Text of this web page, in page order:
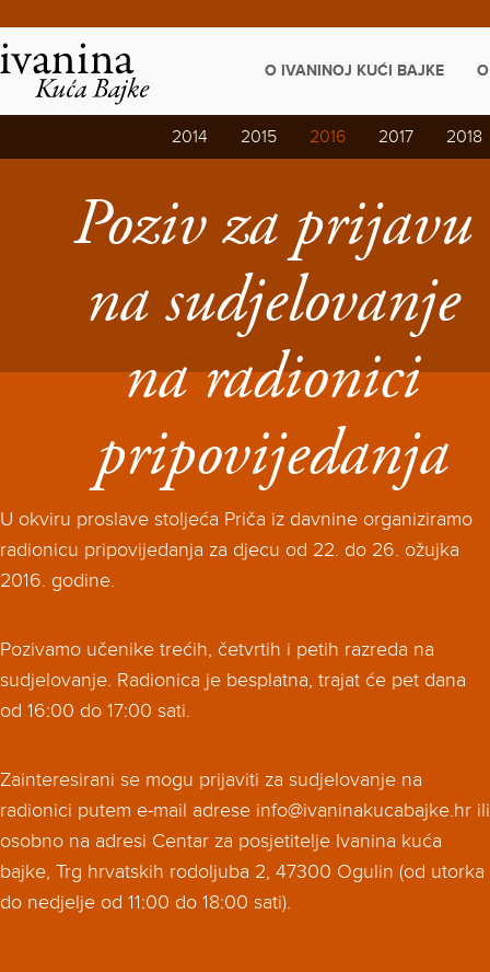
Ova
web
stranica
uključuje
sustav
pristupačnosti.
O IVANINOJ KUĆI BAJKE
2014 2015 2016 2017 2018
Poziv za prijavu
na sudjelovanje
na radionici
pripovijedanja
U okviru proslave stoljeća Priča iz davnine organiziramo
radionicu pripovijedanja za djecu od 22. do 26. ožujka
2016. godine.
Pozivamo učenike trećih, četvrtih i petih razreda na
sudjelovanje. Radionica je besplatna, trajat će pet dana
od 16:00 do 17:00 sati.
Zainteresirani se mogu prijaviti za sudjelovanje na
radionici putem e-mail adrese info@ivaninakucabajke.hr ili
osobno na adresi Centar za posjetitelje Ivanina kuća
bajke, Trg hrvatskih rodoljuba 2, 47300 Ogulin (od utorka
do nedjelje od 11:00 do 18:00 sati).